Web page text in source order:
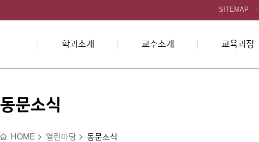
SITEMAP
학과소개 교수소개 교육과정
동문소식
HOME 열린마당 동문소식